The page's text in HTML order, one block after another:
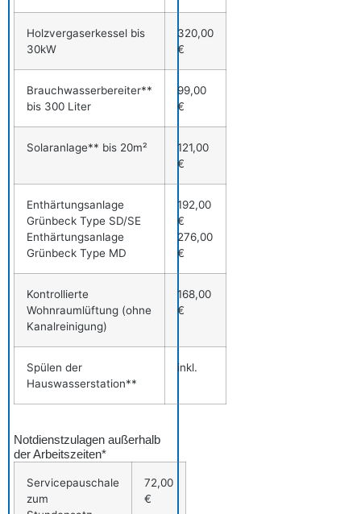
Holzvergaserkessel bis
30kW
320,00
€
Brauchwasserbereiter**
bis 300 Liter
99,00
€
Solaranlage** bis 20m²
121,00
€
Enthärtungsanlage
Grünbeck Type SD/SE
Enthärtungsanlage
Grünbeck Type MD
192,00
€
276,00
€
Kontrollierte
Wohnraumlüftung (ohne
Kanalreinigung)
168,00
€
Spülen der
Hauswasserstation**
inkl.
Notdienstzulagen außerhalb
der Arbeitszeiten*
Servicepauschale
zum
72,00
€